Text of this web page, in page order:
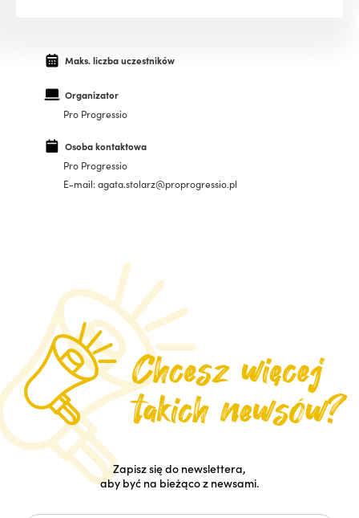
Maks. liczba uczestników
Organizator
Pro Progressio
Osoba kontaktowa
Pro Progressio
E-mail: agata.stolarz@proprogressio.pl
Zapisz się do newslettera,
aby być na bieżąco z newsami.